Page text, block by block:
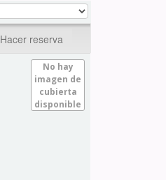
Hacer reserva
No hay
imagen de
cubierta
disponible